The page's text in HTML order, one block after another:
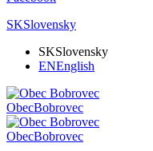
SKSlovensky
SKSlovensky
ENEnglish
ObecBobrovec
ObecBobrovec